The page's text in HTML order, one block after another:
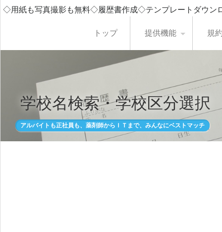
◇用紙も写真撮影も無料◇履歴書作成◇テンプレートダウ
トップ 提供機能 規
学校名検索・学校区分選択
アルバイトも正社員も、薬剤師からＩＴまで、みんなにベストマッチ